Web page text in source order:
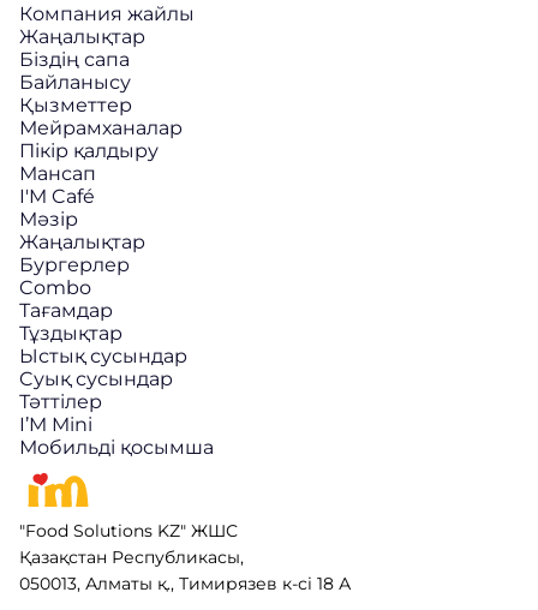
Компания жайлы
Жаңалықтар
Біздің сапа
Байланысу
Қызметтер
Мейрамханалар
Пікір қалдыру
Мансап
I'M Café
Мәзір
Жаңалықтар
Бургерлер
Combo
Тағамдар
Тұздықтар
Ыстық сусындар
Cуық сусындар
Тәттілер
I’M Mini
Мобильді қосымша
"Food Solutions KZ" ЖШС
Қазақстан Республикасы,
050013, Алматы қ., Тимирязев к-сі 18 А